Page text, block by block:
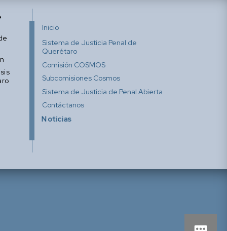
Inicio
Sistema de Justicia Penal de
Querétaro
Comisión COSMOS
Subcomisiones Cosmos
Sistema de Justicia de Penal Abierta
Contáctanos
Noticias